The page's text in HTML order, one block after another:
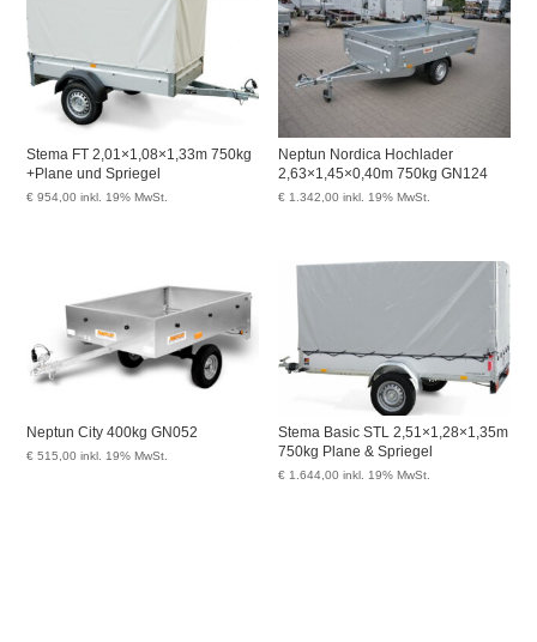
Stema FT 2,01×1,08×1,33m 750kg
+Plane und Spriegel
€ 954,00 inkl. 19% MwSt.
Neptun Nordica Hochlader
2,63×1,45×0,40m 750kg GN124
€ 1.342,00 inkl. 19% MwSt.
Neptun City 400kg GN052
€ 515,00 inkl. 19% MwSt.
Stema Basic STL 2,51×1,28×1,35m
750kg Plane & Spriegel
€ 1.644,00 inkl. 19% MwSt.